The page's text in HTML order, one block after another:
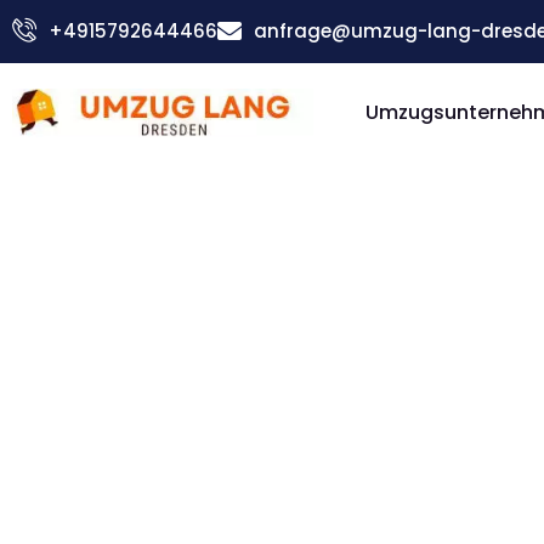
Zum
Inhalt
+4915792644466 anfrage@umzug-lang-